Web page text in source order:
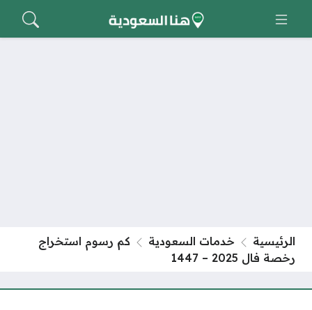
الرئيسية خدمات السعودية
كم رسوم استخراج
رخصة فال 2025 – 1447